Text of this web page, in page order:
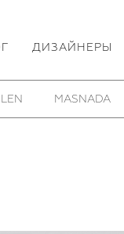
ДИЗАЙНЕРЫ
THOM/KROM